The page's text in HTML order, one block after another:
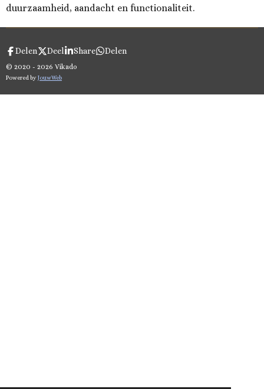
duurzaamheid, aandacht en functionaliteit.
Delen Deel Share Delen
© 2020 - 2026 Vikado
Powered byJouwWeb